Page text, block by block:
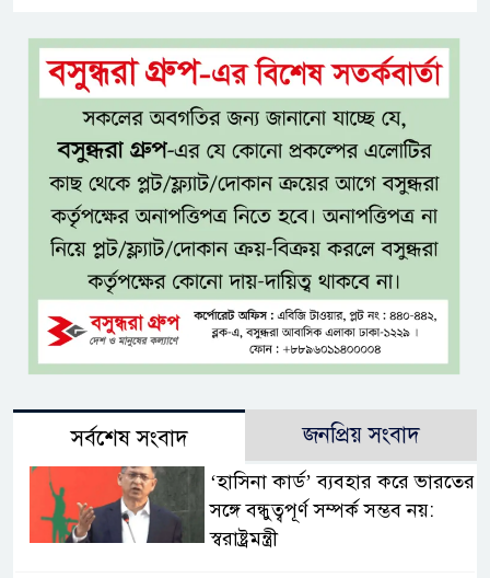
সর্বশেষ সংবাদ জনপ্রিয় সংবাদ
‘হাসিনা কার্ড’ ব্যবহার করে ভারতের
সঙ্গে বন্ধুত্বপূর্ণ সম্পর্ক সম্ভব নয়:
স্বরাষ্ট্রমন্ত্রী